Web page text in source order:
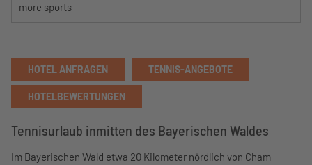
more sports
HOTEL ANFRAGEN TENNIS-ANGEBOTE
HOTELBEWERTUNGEN
Tennisurlaub inmitten des Bayerischen Waldes
Im Bayerischen Wald etwa 20 Kilometer nördlich von Cham